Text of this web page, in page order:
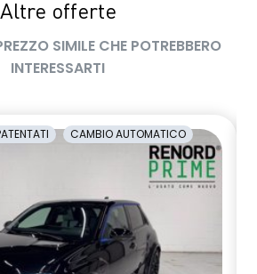
elettricamente
pressione pneumatici indiretto
attiva
Altre offerte
SIMILE CHE POTREBBERO
INTERESSARTI
CAMBIO AUTOMATICO